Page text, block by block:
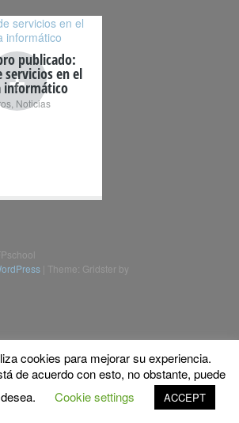
+publicado:
servicios en el
informático
, Noticias
Theme: Gridster by
cookies para mejorar su experiencia.
de acuerdo con esto, no obstante, puede
Cookie settings ACCEPT